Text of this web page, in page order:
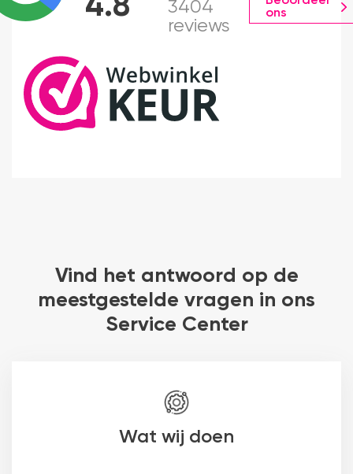
4.8
3404
reviews
ons
Vind het antwoord op de
meestgestelde vragen in ons
Service Center
Wat wij doen